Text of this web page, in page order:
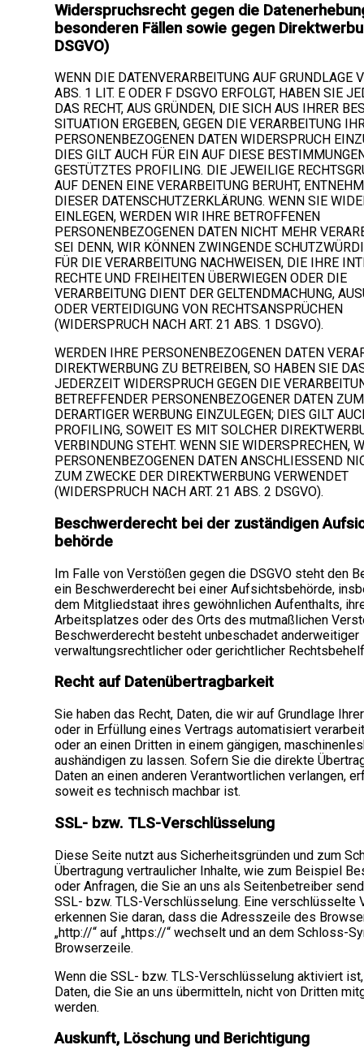
Widerspruchsrecht gegen die
besonderen Fällen sowie gegen
DSGVO)
WENN DIE DATENVERARBEITUNG AUF GRUNDLAGE
ABS. 1 LIT. E ODER F DSGVO ERFOLGT, HABEN SIE
DAS RECHT, AUS GRÜNDEN, DIE SICH AUS IHRER
SITUATION ERGEBEN, GEGEN DIE VERARBEITUNG
PERSONENBEZOGENEN DATEN WIDERSPRUCH
DIES GILT AUCH FÜR EIN AUF DIESE
GESTÜTZTES PROFILING. DIE JEWEILIGE
AUF DENEN EINE VERARBEITUNG BERUHT,
DIESER DATENSCHUTZERKLÄRUNG. WENN SIE
EINLEGEN, WERDEN WIR IHRE BETROFFENEN
PERSONENBEZOGENEN DATEN NICHT MEHR
SEI DENN, WIR KÖNNEN ZWINGENDE
FÜR DIE VERARBEITUNG NACHWEISEN, DIE IHRE
RECHTE UND FREIHEITEN ÜBERWIEGEN ODER DIE
VERARBEITUNG DIENT DER GELTENDMACHUNG,
ODER VERTEIDIGUNG VON RECHTSANSPRÜCHEN
(WIDERSPRUCH NACH ART. 21 ABS. 1 DSGVO).
WERDEN IHRE PERSONENBEZOGENEN DATEN
DIREKTWERBUNG ZU BETREIBEN, SO HABEN SIE
JEDERZEIT WIDERSPRUCH GEGEN DIE
BETREFFENDER PERSONENBEZOGENER DATEN
DERARTIGER WERBUNG EINZULEGEN; DIES GILT
PROFILING, SOWEIT ES MIT SOLCHER
VERBINDUNG STEHT. WENN SIE WIDERSPRECHEN,
PERSONENBEZOGENEN DATEN ANSCHLIESSEND
ZUM ZWECKE DER DIREKTWERBUNG VERWENDET
(WIDERSPRUCH NACH ART. 21 ABS. 2 DSGVO).
Beschwerde­recht bei der zuständigen
behörde
Im Falle von Verstößen gegen die DSGVO steht den
ein Beschwerderecht bei einer Aufsichtsbehörde,
dem Mitgliedstaat ihres gewöhnlichen Aufenthalts,
Arbeitsplatzes oder des Orts des mutmaßlichen
Beschwerderecht besteht unbeschadet anderweitiger
verwaltungsrechtlicher oder gerichtlicher
Recht auf Daten­übertrag­barkeit
Sie haben das Recht, Daten, die wir auf Grundlage
oder in Erfüllung eines Vertrags automatisiert
oder an einen Dritten in einem gängigen,
aushändigen zu lassen. Sofern Sie die direkte
Daten an einen anderen Verantwortlichen verlangen,
soweit es technisch machbar ist.
SSL- bzw. TLS-Verschlüsselung
Diese Seite nutzt aus Sicherheitsgründen und zum
Übertragung vertraulicher Inhalte, wie zum Beispiel
oder Anfragen, die Sie an uns als Seitenbetreiber
SSL- bzw. TLS-Verschlüsselung. Eine verschlüsselte
erkennen Sie daran, dass die Adresszeile des
„http://“ auf „https://“ wechselt und an dem Schloss-
Browserzeile.
Wenn die SSL- bzw. TLS-Verschlüsselung aktiviert
Daten, die Sie an uns übermitteln, nicht von Dritten
werden.
Auskunft, Löschung und Berichtigung